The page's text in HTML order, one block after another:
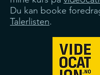
Du kan booke
Talerlisten.